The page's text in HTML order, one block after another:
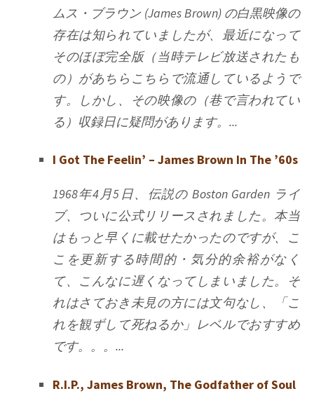
ムス・ブラウン (James Brown) の白黒映像の
存在は知られていましたが、最近になって
そのほぼ完全版（当時テレビ放送されたも
の）があちらこちらで流通しているようで
す。しかし、その映像の（巷で言われてい
る）収録日に疑問があります。...
I Got The Feelin’ – James Brown In The ’60s
1968年4月5日、伝説の Boston Garden ライ
ブ、ついに公式リリースされました。本当
はもっと早くに載せたかったのですが、こ
こを更新する時間的・気分的余裕がなく
て、こんなに遅くなってしまいました。そ
れはさておき未見の方には文句なし、「こ
れを観ずして死ねるか」レベルでおすすめ
です。。。...
R.I.P., James Brown, The Godfather of Soul